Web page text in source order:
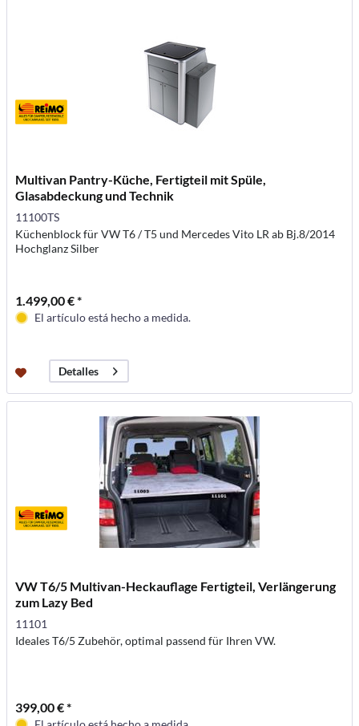
Multivan Pantry-Küche, Fertigteil mit Spüle,
Glasabdeckung und Technik
11100TS
Küchenblock für VW T6 / T5 und Mercedes Vito LR ab Bj.8/2014
Hochglanz Silber
1.499,00 € *
El artículo está hecho a medida.
Detalles
VW T6/5 Multivan-Heckauflage Fertigteil, Verlängerung
zum Lazy Bed
11101
Ideales T6/5 Zubehör, optimal passend für Ihren VW.
399,00 € *